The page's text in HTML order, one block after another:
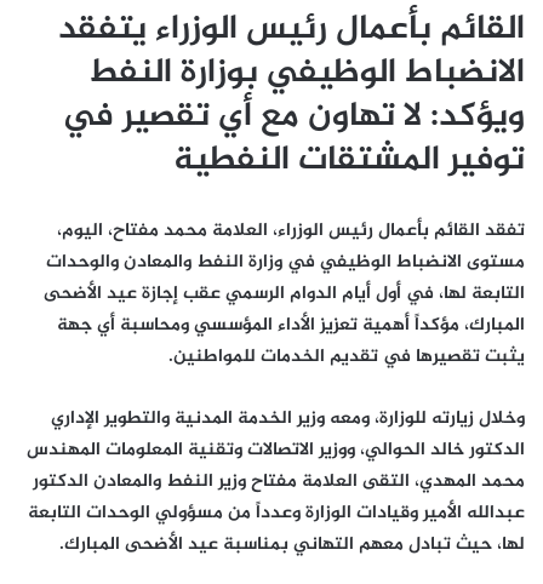
القائم بأعمال رئيس الوزراء يتفقد
الانضباط الوظيفي بوزارة النفط
ويؤكد: لا تهاون مع أي تقصير في
توفير المشتقات النفطية
تفقد القائم بأعمال رئيس الوزراء، العلامة محمد مفتاح، اليوم،
مستوى الانضباط الوظيفي في وزارة النفط والمعادن والوحدات
التابعة لها، في أول أيام الدوام الرسمي عقب إجازة عيد الأضحى
المبارك، مؤكداً أهمية تعزيز الأداء المؤسسي ومحاسبة أي جهة
يثبت تقصيرها في تقديم الخدمات للمواطنين.
وخلال زيارته للوزارة، ومعه وزير الخدمة المدنية والتطوير الإداري
الدكتور خالد الحوالي، ووزير الاتصالات وتقنية المعلومات المهندس
محمد المهدي، التقى العلامة مفتاح وزير النفط والمعادن الدكتور
عبدالله الأمير وقيادات الوزارة وعدداً من مسؤولي الوحدات التابعة
لها، حيث تبادل معهم التهاني بمناسبة عيد الأضحى المبارك.